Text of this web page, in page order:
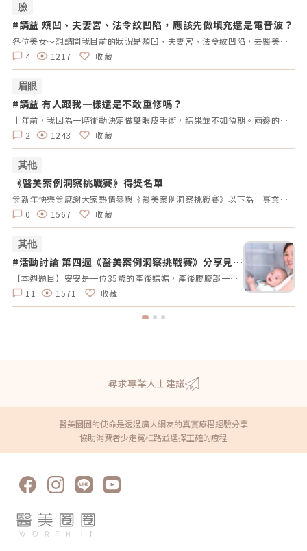
臉
#請益 頰凹、夫妻宮、法令紋凹陷，應該先做填充還是電音波？
各位美女～想請問我目前的狀況是頰凹、夫妻宮、法令紋凹陷，去醫美診所諮詢，他是建議我電音波也要做，但療程下來要20萬左右，目前最困擾的是法令紋>頰凹>夫妻宮是先填充完再打電波嗎？還是先打電波再填充呢～～Â
4
1217 收藏
眉眼
#請益 有人跟我一樣還是不敢重修嗎？
十年前，我因為一時衝動決定做雙眼皮手術，結果並不如預期。兩邊的效果不對稱，一邊提了眼肌，一邊沒有。當時醫生說割寬一點會比較好看，但十年過去了，腫脹雖然消了，可是眼皮開始下垂，又讓我動了重修的念頭。但每次想到重修的風險、可能的失敗，以及花費，我就遲遲不敢行動。尤其看到一些人分享重修失敗的經驗，真的讓人害怕。現在的我，既想改善，又擔心失敗後會更加自卑。我很好奇，有沒有其他人也曾經面臨過類似的困擾？是什麼讓你們猶豫不決？是風險、費用，還是其他原因？這樣的修改方式更為自然，邀請大家分享自己的經歷和想法，而不是直接要求他們回答特定的問題。這樣可以讓討論更為自由和友好。
2
1243 收藏
其他
《醫美案例洞察挑戰賽》得獎名單
🎊新年快樂🎊感謝大家熱情參與《醫美案例洞察挑戰賽》以下為「專業評論獎得獎名單」、「活躍參與獎得獎者」及 「推薦好友獲獎者」！獎項將於 02/10（一）前陸續發放，請得獎者耐心等待小編通知💌還沒加入醫美圈圈官方LINE的朋友，記得趕快加入哦💖「點我加入醫美圈圈官方LINE」📢未來我們將舉辦更多有趣的活動，請持續關注，和我們一起探索醫美新知，解鎖更多驚喜獎勵✨ 專業評論獎《7-11購物金50元》 第一週得獎者 第二週得獎者 第三週得獎者 第四週得獎者 五 Timmy Cai 仁者 秦先生 Alita patty Er Yu 昱慧 Jenny T 仁者 秦先生 Er Yu Er Yu Er Yu Jenny T 仁者 仁者 秦先生 Alita Alita 秦先生 fff 小玲 Benson fff Lynnn Iris H MK 五 Jenny T fff 軒軒 軒軒 Chaowei Lynnn Jenny T Lynnn Alita Kimiko 活躍參與獎得獎者《7-11購物金100元》 仁者 Er Yu 秦先生 Alita 小玲 Jenny T Lynnn fff 推薦好友得獎者 獲得獎勵 仁者 LINE Points 10 點數 軒軒 LINE Points 5 點數 Chaowei LINE Points 10 點數
0
1567 收藏
其他
#活動討論 第四週《醫美案例洞察挑戰賽》分享見解
拿好禮
【本週題目】安安是一位35歲的產後媽媽，產後腰腹部一直瘦不回去，她希望透過非侵入性的療程讓曲線回到產前的狀態。由於對疼痛較為敏感，她希望能選擇舒適度高的療程。請大家幫安安媽咪推薦適合的療程，幫助她輕鬆找回青春緊緻的身材線條。【本週活動時間】01 / 27（一）AM09:00 - 02 / 02（日） PM23:59【活動獎勵】 專業評論獎《7-11購物金50元》抽10名會員 推薦好友留言送《LINE Points 5點數》每人推薦好友上限2人【活動方式】 活動期間每週一AM09:00將在在討論區發布一個模擬的醫美案例。案例包含患者的需求、問題描述。會員需根據案例情境進行分析，並針對該案例提供建議或解決方案。可以提出不同的治療選項、分析治療結果，或者分享相關經驗。每位會員的回應需具體、實用。 官方將根據會員的回應品質來優先評選出「專業評論獎」，這些留言者將優先納入抽獎範圍，以提升其被抽中的機會。留言中若包含分析、建議或醫美知識等。 避免重複、抄襲回覆其他參與者，或發表與前後留言無關的內容。如「同意」、「好棒」等，將不計入抽獎資格。 當週活動的留言截止時間為每週日 23:59。經核對符合活動規範的留言後，將於2025 / 02 / 03（一）統一抽出每週 10 名幸運得主，並另在討論區公布得獎名單。 乙組會員帳號於當週活動僅限留言乙次。 會員連續4週參與《醫美案例洞察》活動者，將有額外抽「活躍參與獎」的機會，可獲得「7-11購物金100元」作為獎勵。【推薦好友留言送】 活動期間，推薦朋友至每週主題活動討論區留言，每成功推薦 1 人可額外獲得「LINE Points 5 點數」。每人最多可推薦 2 人，超過 2 人則無法再獲得額外獎勵。 若多人推薦同一位朋友，獎勵將優先發放給第一位完成回報資料並經核對無誤的推薦者，其他推薦者將不予發放獎勵。此外，若推薦的好友未參與留言，則該推薦視為無效，將不予發放獎勳。 推薦人需確認好友已完成留言，並於2025 / 02 / 02（日）23:59前加入「醫美圈圈官方LINE」，點選LINE圖文選單中的【推薦好友加入】填妥推薦好友問卷資料後提交。 若發現參加者有不當行為，包括使用假帳戶、重複推薦、內容不符合規定或其他影響活動公平性的行為，主辦方保留取消參與資格及不發放獎勵的權利。 所有推薦資料需於2025 / 02 / 02（日）23:59前提交，逾期將視為放棄獎勵資格。 所有推薦資料提交後，官方將進行核對與統計，核對無誤者，「LINE Points 5點數」統一於2025/02/10（一）23:59前陸續發放完畢。如因資料填寫錯誤或未在指定時間內提交而無法核對，恕不補發。<<<點我看更多活動詳情>>
11
1571 收藏
尋求專業人士建議
醫美圈圈的使命是透過廣大網友的真實療程經驗分享
協助消費者少走冤枉路並選擇正確的療程